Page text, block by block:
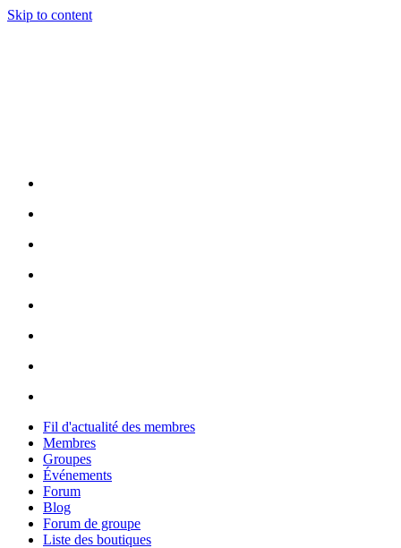
Skip to content
Fil d'actualité des membres
Membres
Groupes
Événements
Forum
Blog
Forum de groupe
Liste des boutiques